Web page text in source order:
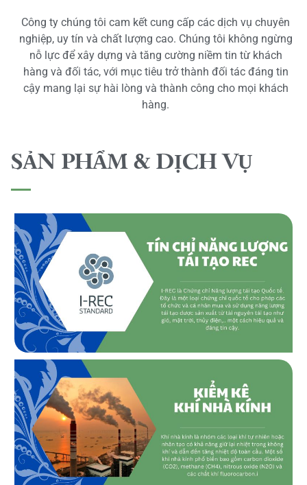
Công ty chúng tôi cam kết cung cấp các dịch vụ chuyên
nghiệp, uy tín và chất lượng cao. Chúng tôi không ngừng
nỗ lực để xây dựng và tăng cường niềm tin từ khách
hàng và đối tác, với mục tiêu trở thành đối tác đáng tin
cậy mang lại sự hài lòng và thành công cho mọi khách
hàng.
SẢN PHẨM & DỊCH VỤ